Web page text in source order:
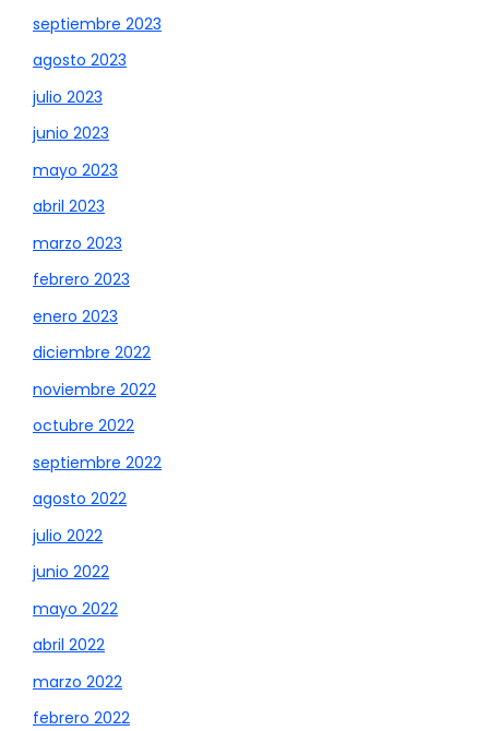
septiembre 2023
agosto 2023
julio 2023
junio 2023
mayo 2023
abril 2023
marzo 2023
febrero 2023
enero 2023
diciembre 2022
noviembre 2022
octubre 2022
septiembre 2022
agosto 2022
julio 2022
junio 2022
mayo 2022
abril 2022
marzo 2022
febrero 2022